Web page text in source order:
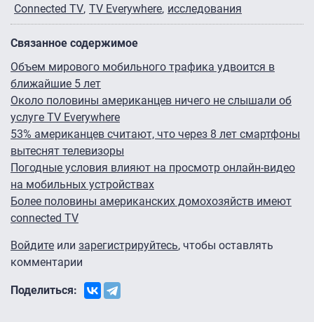
Connected TV TV Everywhere исследования
Связанное содержимое
Объем мирового мобильного трафика удвоится в
ближайшие 5 лет
Около половины американцев ничего не слышали об
услуге TV Everywhere
53% американцев считают, что через 8 лет смартфоны
вытеснят телевизоры
Погодные условия влияют на просмотр онлайн-видео
на мобильных устройствах
Более половины американских домохозяйств имеют
connected TV
Войдите или зарегистрируйтесь, чтобы оставлять
комментарии
Поделиться: